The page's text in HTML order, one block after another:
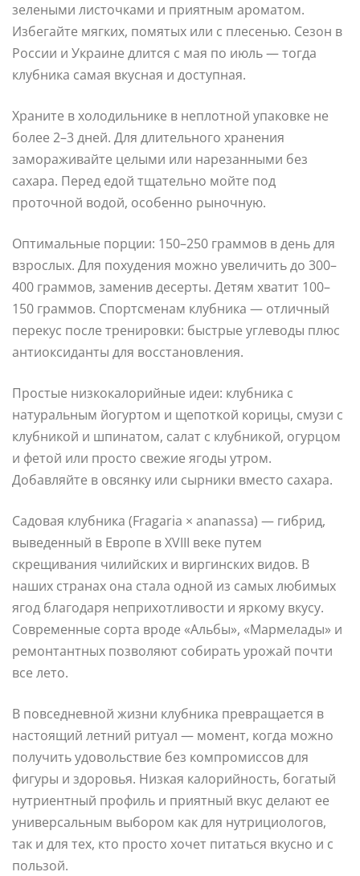
зелеными листочками и приятным ароматом.
Избегайте мягких, помятых или с плесенью. Сезон в
России и Украине длится с мая по июль — тогда
клубника самая вкусная и доступная.
Храните в холодильнике в неплотной упаковке не
более 2–3 дней. Для длительного хранения
замораживайте целыми или нарезанными без
сахара. Перед едой тщательно мойте под
проточной водой, особенно рыночную.
Оптимальные порции: 150–250 граммов в день для
взрослых. Для похудения можно увеличить до 300–
400 граммов, заменив десерты. Детям хватит 100–
150 граммов. Спортсменам клубника — отличный
перекус после тренировки: быстрые углеводы плюс
антиоксиданты для восстановления.
Простые низкокалорийные идеи: клубника с
натуральным йогуртом и щепоткой корицы, смузи с
клубникой и шпинатом, салат с клубникой, огурцом
и фетой или просто свежие ягоды утром.
Добавляйте в овсянку или сырники вместо сахара.
Садовая клубника (Fragaria × ananassa) — гибрид,
выведенный в Европе в XVIII веке путем
скрещивания чилийских и виргинских видов. В
наших странах она стала одной из самых любимых
ягод благодаря неприхотливости и яркому вкусу.
Современные сорта вроде «Альбы», «Мармелады» и
ремонтантных позволяют собирать урожай почти
все лето.
В повседневной жизни клубника превращается в
настоящий летний ритуал — момент, когда можно
получить удовольствие без компромиссов для
фигуры и здоровья. Низкая калорийность, богатый
нутриентный профиль и приятный вкус делают ее
универсальным выбором как для нутрициологов,
так и для тех, кто просто хочет питаться вкусно и с
пользой.